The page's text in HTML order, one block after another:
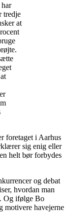
tredje
at
foretaget i Aarhus
sig enig eller
helt bør forbydes
og debat
hvordan man
Og ifølge Bo
motivere havejerne